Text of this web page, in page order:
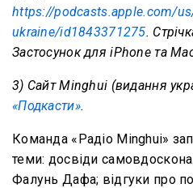
https://podcasts.apple.com/
ukraine/id1843371275.
Застосунок для iPhone та
3) Сайт Minghui (видання
«Подкасти».
Команда «Радіо Minghui»
теми: досвіди
Фалунь Дафа; відгуки про